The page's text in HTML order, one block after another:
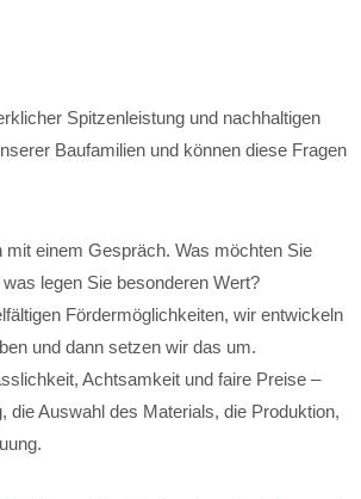
Spitzenleistung und nachhaltigen
Baufamilien und können diese Fragen
einem Gespräch. Was möchten Sie
legen Sie besonderen Wert?
Fördermöglichkeiten, wir entwickeln
und dann setzen wir das um.
Achtsamkeit und faire Preise –
die Auswahl des Materials, die Produktion,